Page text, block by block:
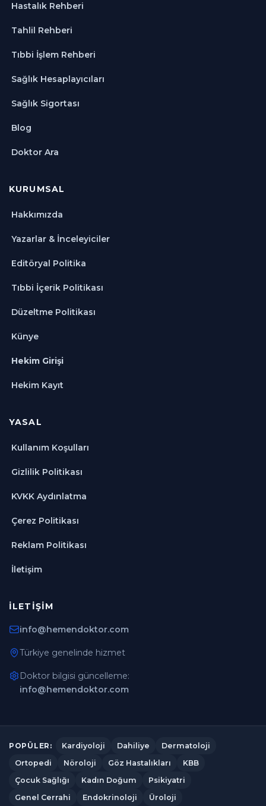
Hastalık Rehberi
Tahlil Rehberi
Tıbbi İşlem Rehberi
Sağlık Hesaplayıcıları
Sağlık Sigortası
Blog
Doktor Ara
KURUMSAL
Hakkımızda
Yazarlar & İnceleyiciler
Editöryal Politika
Tıbbi İçerik Politikası
Düzeltme Politikası
Künye
Hekim Girişi
Hekim Kayıt
YASAL
Kullanım Koşulları
Gizlilik Politikası
KVKK Aydınlatma
Çerez Politikası
Reklam Politikası
İletişim
İLETIŞIM
info@hemendoktor.com
Türkiye genelinde hizmet
Doktor bilgisi güncelleme:
info@hemendoktor.com
POPÜLER: Kardiyoloji Dahiliye
Dermatoloji
Ortopedi
Nöroloji Göz Hastalıkları
KBB
Çocuk Sağlığı
Kadın Doğum
Psikiyatri
Genel Cerrahi
Endokrinoloji Üroloji